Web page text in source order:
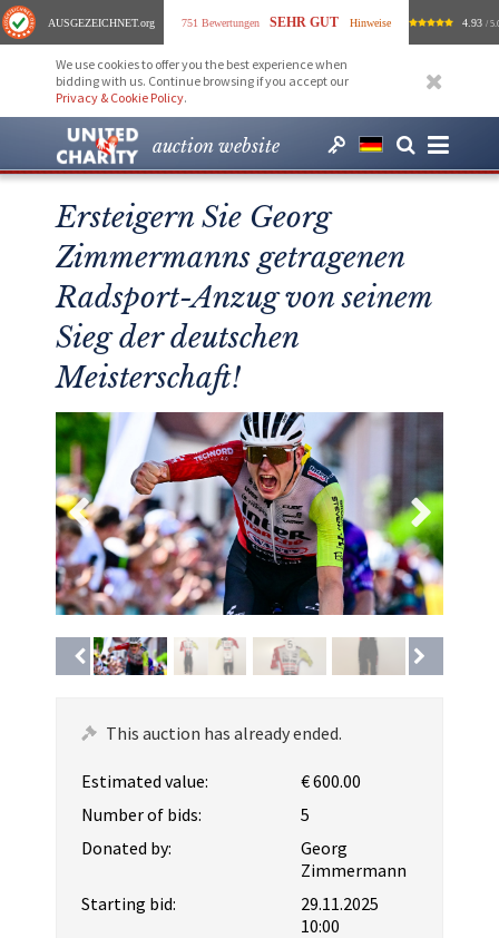
AUSGEZEICHNET.org 751 Bewertungen SEHR GUT Hinweise 4.93 /
We use cookies to offer you the best experience when
bidding with us. Continue browsing if you accept our
Privacy & Cookie Policy.
auction website
Ersteigern Sie Georg
Zimmermanns getragenen
Radsport-Anzug von seinem
Sieg der deutschen
Meisterschaft!
This auction has already ended.
Estimated value:
€ 600.00
Number of bids:
5
Donated by:
Georg
Zimmermann
Starting bid:
29.11.2025
10:00